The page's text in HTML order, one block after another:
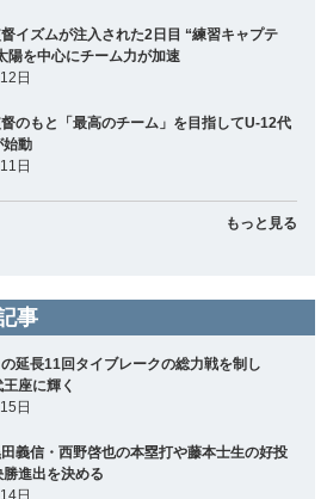
イズムが注入された2日目 “練習キャプテ
陽を中心にチーム力が加速
日
のもと「最高のチーム」を目指してU-12代
始動
日
もっと見る
事
延長11回タイブレークの総力戦を制し
座に輝く
日
義信・西野啓也の本塁打や藤本士生の好投
進出を決める